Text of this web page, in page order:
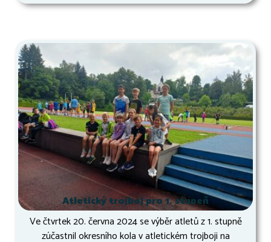
Atletický trojboj pro 1. stupeň
Ve čtvrtek 20. června 2024 se výběr atletů z 1. stupně
zúčastnil okresního kola v atletickém trojboji na